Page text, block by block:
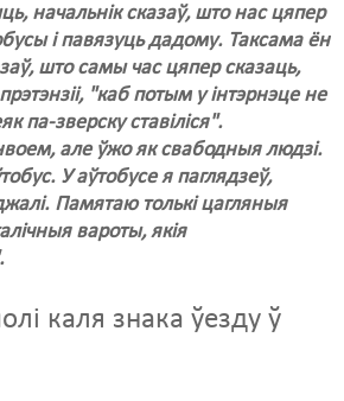
начальнік сказаў, што нас цяпер
і павязуць дадому. Таксама ён
што самы час цяпер сказаць,
"каб потым у інтэрнэце не
па-зверску ставіліся".
але ўжо як свабодныя людзі.
У аўтобусе я паглядзеў,
Памятаю толькі цагляныя
вароты, якія
каля знака ўезду ў